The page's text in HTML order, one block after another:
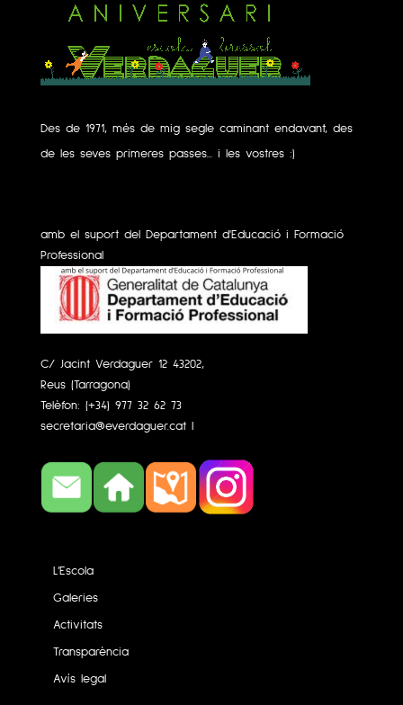
Des de 1971, més de mig segle caminant endavant, des
de les seves primeres passes... i les vostres :)
amb el suport del Departament d'Educació i Formació
Professional
C/ Jacint Verdaguer 12 43202,
Reus (Tarragona)
Telèfon: (+34) 977 32 62 73
secretaria@everdaguer.cat |
L’Escola
Galeries
Activitats
Transparència
Avís legal